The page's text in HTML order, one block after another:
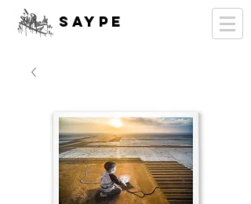
SAYPE